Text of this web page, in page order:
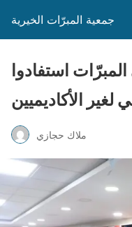
جمعية المبرّات الخيرية
في المبرّات استفادوا
لغير الأكاديميين
ملاك حجازي